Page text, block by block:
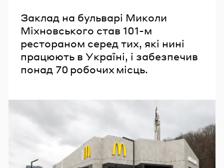
Заклад на бульварі Миколи
Міхновського став 101-м
рестораном серед тих, які нині
працюють в Україні, і забезпечив
понад 70 робочих місць.